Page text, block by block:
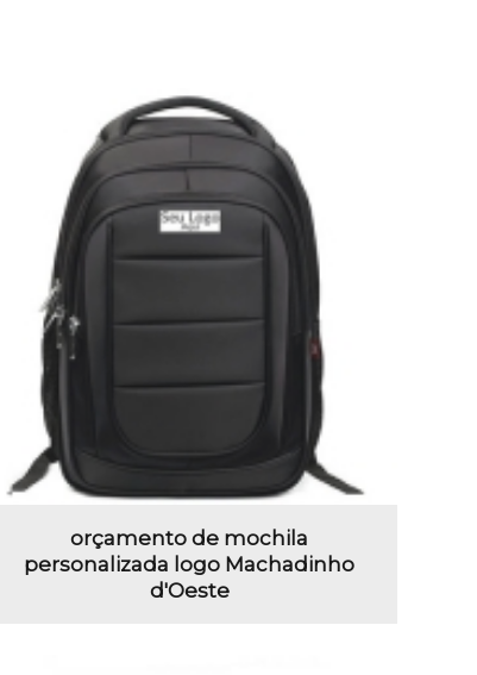
orçamento de mochila
personalizada logo Machadinho
d'Oeste